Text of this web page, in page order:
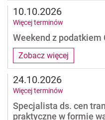
Zobacz więcej
Weekend z podatkiem
10.10.2026
Więcej terminów
Specjalista ds. cen
praktyczne w formie
24.10.2026
Więcej terminów